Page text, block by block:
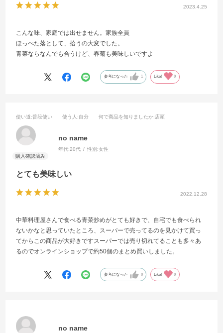
2023.4.25
こんな味、家庭では出せません。家族全員
ほっぺた落として、拾うの大変でした。
青菜ならなんでも合うけど、春菊も美味しいですよ
参考になった 1 Like! 0
2022.12.28
とても美味しい
使い道:普段使い 使う人 :自分 何で商品を知りましたか:店頭
no name
年代:20代 性別:女性
中華料理屋さんで食べる青菜炒めがとても好きで、自宅でも食べられ
ないかなと思っていたところ、スーパーで売ってるのを見かけて買っ
てからこの商品が大好きですスーパーでは売り切れてることも多々あ
るのでオンラインショップで約50個のまとめ買いしました。
参考になった 0 Like! 0
no name